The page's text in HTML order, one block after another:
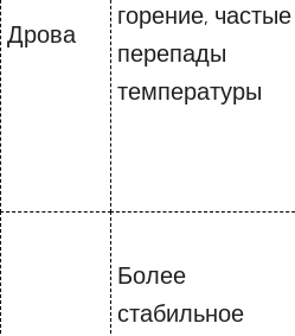
Дрова
горение, частые
перепады
температуры
Более
стабильное